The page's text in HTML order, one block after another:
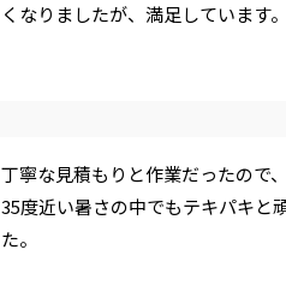
くなりましたが、満足しています
丁寧な見積もりと作業だったので
35度近い暑さの中でもテキパキと
た。